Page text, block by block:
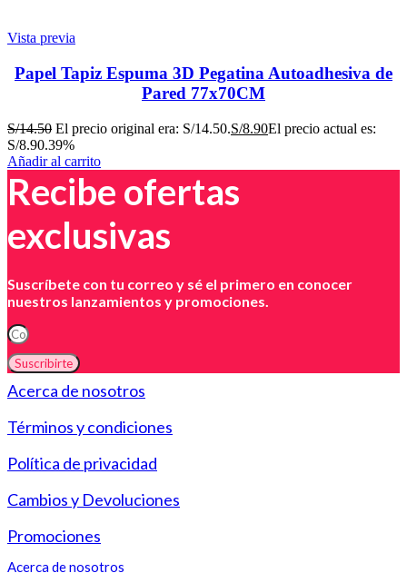
Vista previa
Papel Tapiz Espuma 3D Pegatina Autoadhesiva de
Pared 77x70CM
S/14.50 El precio original era: S/14.50.S/8.90El precio actual es:
S/8.90.39%
Añadir al carrito
Recibe ofertas
exclusivas
Suscríbete con tu correo y sé el primero en conocer
nuestros lanzamientos y promociones.
Suscribirte
Acerca de nosotros
Términos y condiciones
Política de privacidad
Cambios y Devoluciones
Promociones
Acerca de nosotros